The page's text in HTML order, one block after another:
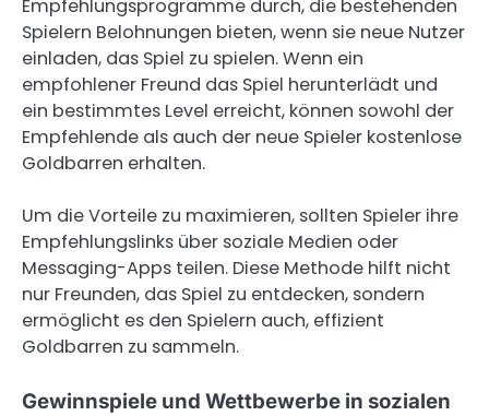
Empfehlungsprogramme durch, die bestehenden
Spielern Belohnungen bieten, wenn sie neue Nutzer
einladen, das Spiel zu spielen. Wenn ein
empfohlener Freund das Spiel herunterlädt und
ein bestimmtes Level erreicht, können sowohl der
Empfehlende als auch der neue Spieler kostenlose
Goldbarren erhalten.
Um die Vorteile zu maximieren, sollten Spieler ihre
Empfehlungslinks über soziale Medien oder
Messaging-Apps teilen. Diese Methode hilft nicht
nur Freunden, das Spiel zu entdecken, sondern
ermöglicht es den Spielern auch, effizient
Goldbarren zu sammeln.
Gewinnspiele und Wettbewerbe in sozialen